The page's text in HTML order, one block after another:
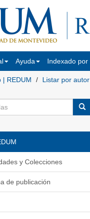
Ayuda Indexado por
| REDUM Listar por autor
y Colecciones
de publicación